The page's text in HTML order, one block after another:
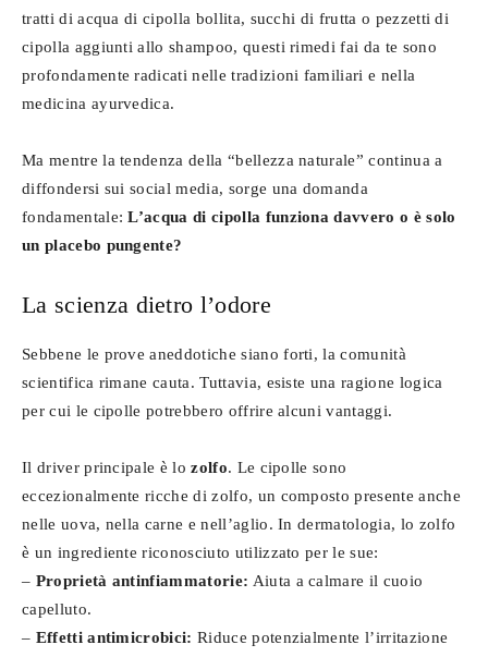
tratti di acqua di cipolla bollita, succhi di frutta o pezzetti di
cipolla aggiunti allo shampoo, questi rimedi fai da te sono
profondamente radicati nelle tradizioni familiari e nella
medicina ayurvedica.
Ma mentre la tendenza della “bellezza naturale” continua a
diffondersi sui social media, sorge una domanda
fondamentale:L’acqua di cipolla funziona davvero o è solo
un placebo pungente?
La scienza dietro l’odore
Sebbene le prove aneddotiche siano forti, la comunità
scientifica rimane cauta. Tuttavia, esiste una ragione logica
per cui le cipolle potrebbero offrire alcuni vantaggi.
Il driver principale è lozolfo. Le cipolle sono
eccezionalmente ricche di zolfo, un composto presente anche
nelle uova, nella carne e nell’aglio. In dermatologia, lo zolfo
è un ingrediente riconosciuto utilizzato per le sue:
– Proprietà antinfiammatorie: Aiuta a calmare il cuoio
capelluto.
– Effetti antimicrobici: Riduce potenzialmente l’irritazione